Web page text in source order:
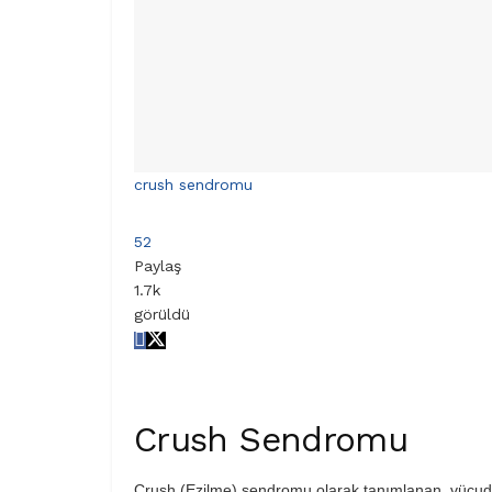
crush sendromu
52
Paylaş
1.7k
görüldü
Crush Sendromu